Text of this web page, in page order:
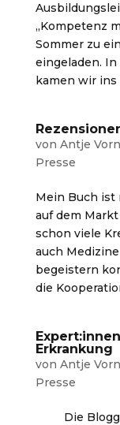
„Kompetenz
Sommer zu
eingeladen.
kamen wir ins
von Antje
Presse
Mein Buch ist
auf dem
schon viele
auch
begeistern
die
Erkrankung
von Antje
Presse
Die